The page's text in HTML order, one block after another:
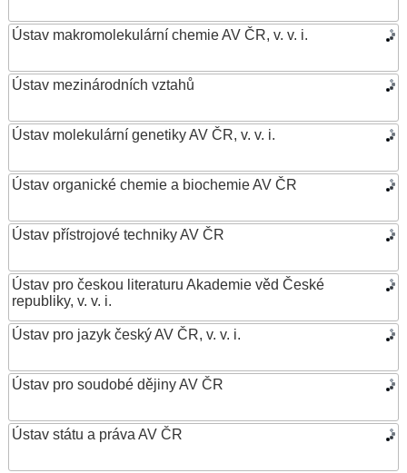
Ústav makromolekulární chemie AV ČR, v. v. i.
Ústav mezinárodních vztahů
Ústav molekulární genetiky AV ČR, v. v. i.
Ústav organické chemie a biochemie AV ČR
Ústav přístrojové techniky AV ČR
Ústav pro českou literaturu Akademie věd České
republiky, v. v. i.
Ústav pro jazyk český AV ČR, v. v. i.
Ústav pro soudobé dějiny AV ČR
Ústav státu a práva AV ČR